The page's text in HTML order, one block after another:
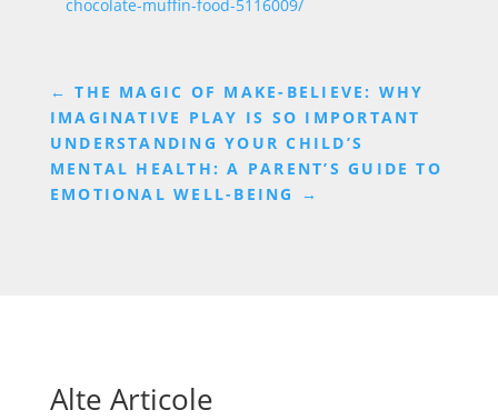
chocolate-muffin-food-5116009/
←THE MAGIC OF MAKE-BELIEVE: WHY
IMAGINATIVE PLAY IS SO IMPORTANT
UNDERSTANDING YOUR CHILD’S
MENTAL HEALTH: A PARENT’S GUIDE TO
EMOTIONAL WELL-BEING
→
Alte Articole